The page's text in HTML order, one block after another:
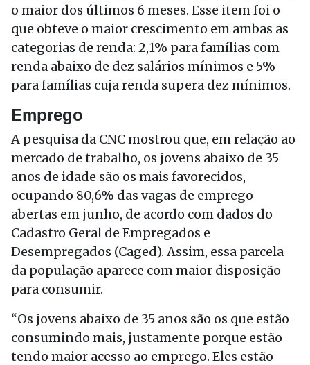
o maior dos últimos 6 meses. Esse item foi o
que obteve o maior crescimento em ambas as
categorias de renda: 2,1% para famílias com
renda abaixo de dez salários mínimos e 5%
para famílias cuja renda supera dez mínimos.
Emprego
A pesquisa da CNC mostrou que, em relação ao
mercado de trabalho, os jovens abaixo de 35
anos de idade são os mais favorecidos,
ocupando 80,6% das vagas de emprego
abertas em junho, de acordo com dados do
Cadastro Geral de Empregados e
Desempregados (Caged). Assim, essa parcela
da população aparece com maior disposição
para consumir.
“Os jovens abaixo de 35 anos são os que estão
consumindo mais, justamente porque estão
tendo maior acesso ao emprego. Eles estão